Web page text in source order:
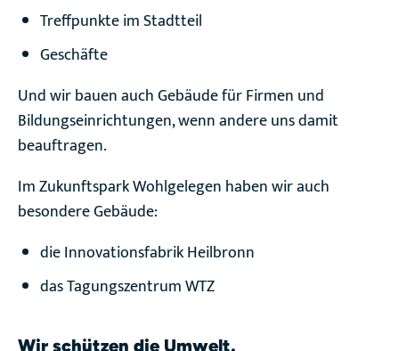
Treffpunkte im Stadtteil
Geschäfte
Und wir bauen auch Gebäude für Firmen und
Bildungseinrichtungen, wenn andere uns damit
beauftragen.
Im Zukunftspark Wohlgelegen haben wir auch
besondere Gebäude:
die Innovationsfabrik Heilbronn
das Tagungszentrum WTZ
Wir schützen die Umwelt.